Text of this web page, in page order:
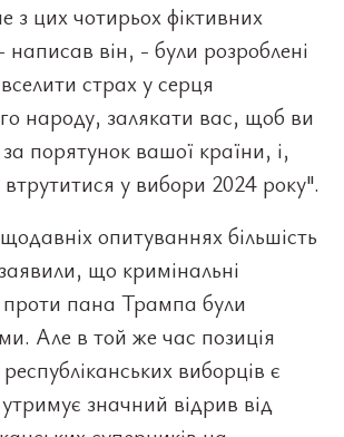
з цих чотирьох фіктивних
написав він, - були розроблені
страх у серця
народу, залякати вас, щоб ви
порятунок вашої країни, і,
у вибори 2024 року".
опитуваннях більшість
що кримінальні
пана Трампа були
Але в той же час позиція
виборців є
значний відрив від